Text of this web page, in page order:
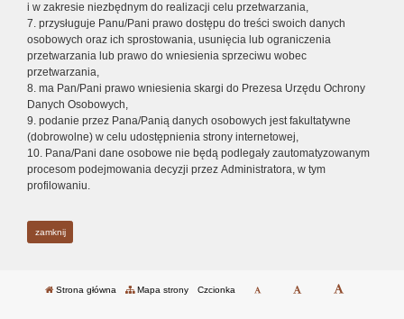
i w zakresie niezbędnym do realizacji celu przetwarzania,
7. przysługuje Panu/Pani prawo dostępu do treści swoich danych
osobowych oraz ich sprostowania, usunięcia lub ograniczenia
przetwarzania lub prawo do wniesienia sprzeciwu wobec
przetwarzania,
8. ma Pan/Pani prawo wniesienia skargi do Prezesa Urzędu Ochrony
Danych Osobowych,
9. podanie przez Pana/Panią danych osobowych jest fakultatywne
(dobrowolne) w celu udostępnienia strony internetowej,
10. Pana/Pani dane osobowe nie będą podlegały zautomatyzowanym
procesom podejmowania decyzji przez Administratora, w tym
profilowaniu.
zamknij
Strona główna Mapa strony Czcionka